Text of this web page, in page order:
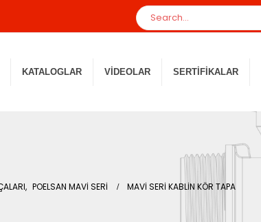
KATALOGLAR VIDEOLAR SERTIFIKALAR
, POELSAN MAVİ SERİ MAVİ SERİ KABLİN KÖR TAPA